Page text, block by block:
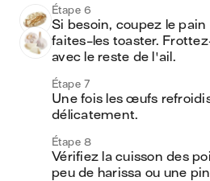
Étape 6
Si besoin, coupez le
faites-les toaster.
avec le reste de l'ail.
Étape 7
Une fois les œufs
délicatement.
Étape 8
Vérifiez la cuisson des
peu de harissa ou une